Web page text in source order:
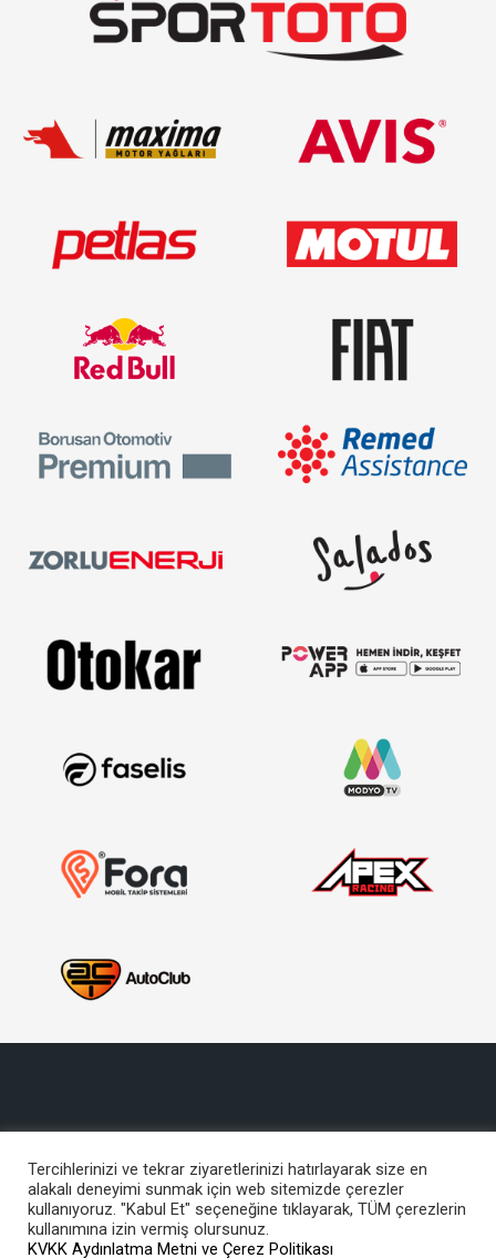
Copyright © 2017, Türkiye Otomobil Sporları Federasyonu
Bu site içeriğinin her türlü hakkı TOSFED’e aittir. İzinsiz kullanılamaz.
Tercihlerinizi ve tekrar ziyaretlerinizi hatırlayarak size en
alakalı deneyimi sunmak için web sitemizde çerezler
kullanıyoruz. "Kabul Et" seçeneğine tıklayarak, TÜM çerezlerin
kullanımına izin vermiş olursunuz.
KVKK Aydınlatma Metni ve Çerez Politikası